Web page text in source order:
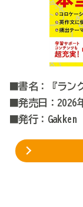
■書名：『ラン
■発売日：2026
■発行：Gakken